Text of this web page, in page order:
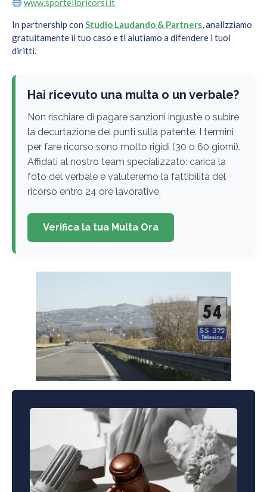
www.sportelloricorsi.it
In partnership con Studio Laudando & Partners , analizziamo
gratuitamente il tuo caso e ti aiutiamo a difendere i tuoi
diritti.
Hai ricevuto una multa o un verbale?
Non rischiare di pagare sanzioni ingiuste o subire
la decurtazione dei punti sulla patente. I termini
per fare ricorso sono molto rigidi (30 o 60 giorni).
Affidati al nostro team specializzato: carica la
foto del verbale e valuteremo la fattibilità del
ricorso entro 24 ore lavorative.
Verifica la tua Multa Ora